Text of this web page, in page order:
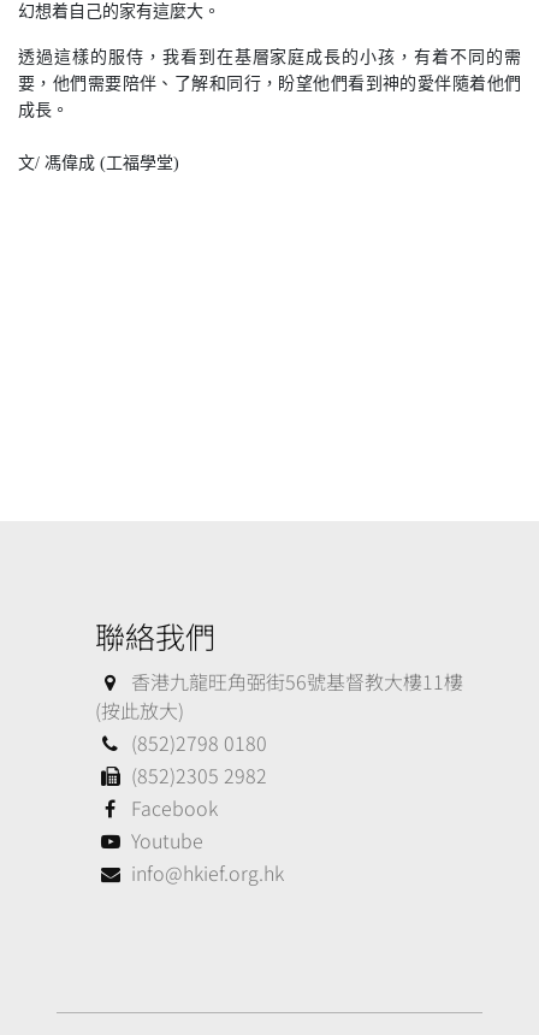
幻想着自己的家有這麼大。
透過這樣的服侍，我看到在基層家庭成長的小孩，有着不同的需
要，他們需要陪伴、了解和同行，盼望他們看到神的愛伴隨着他們
成長。
文/ 馮偉成 (工福學堂)
聯絡我們
香港九龍旺角弼街56號基督教大樓11樓
(按此放大)
(852)2798 0180
(852)2305 2982
Facebook
Youtube
info@hkief.org.hk